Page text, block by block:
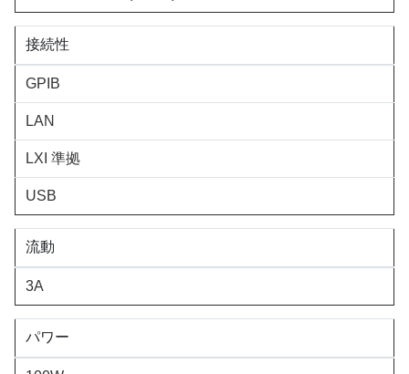
接続性
GPIB
LAN
LXI 準拠
USB
流動
3A
パワー